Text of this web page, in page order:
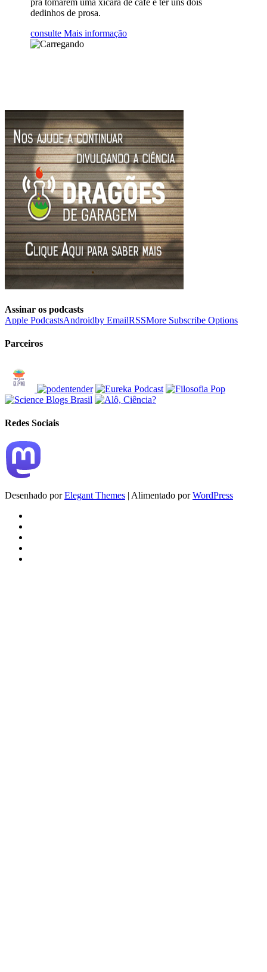
dedinhos de prosa.
consulte Mais informação
Assinar os podcasts
Apple PodcastsAndroidby EmailRSSMore Subscribe Options
Parceiros
Redes Sociais
Desenhado porElegant Themes | Alimentado porWordPress